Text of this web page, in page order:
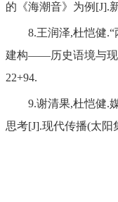
的《海潮音》为例[J].
8.王润泽,杜恺健
建构——历史语境与现
22+94.
9.谢清果,杜恺健.
思考[J].现代传播(太阳